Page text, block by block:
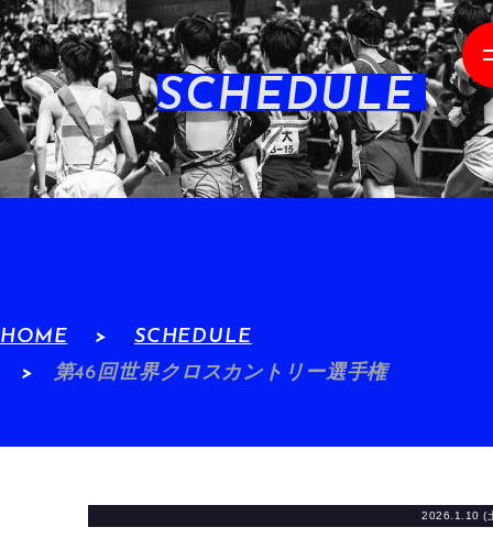
SCHEDULE
HOME
SCHEDULE
第46回世界クロスカントリー選手権
2026.1.10 (